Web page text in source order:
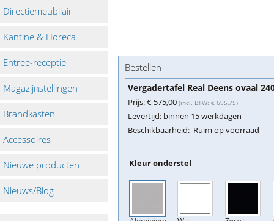
Directiemeubilair
Kantine & Horeca
Entree-receptie
Magazijnstellingen
Brandkasten
Accessoires
Nieuwe producten
Nieuws/Blog
Bestellen
Vergadertafel Real Deens ovaal
Prijs:€ 575,00 (incl. BTW: € 695,75)
Levertijd: binnen 15 werkdagen
Beschikbaarheid: Ruim op voorraad
Kleur onderstel